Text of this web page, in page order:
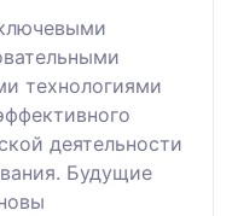
технологиями
деятельности
Будущие